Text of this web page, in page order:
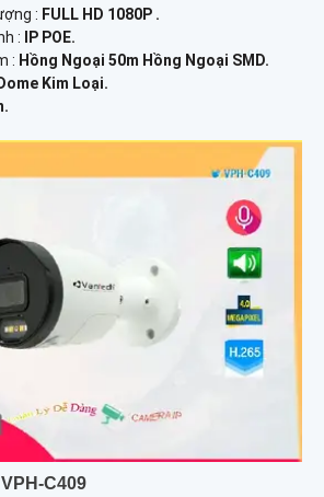
: FULL HD 1080P .
:
IP POE.
: Hồng Ngoại 50m Hồng Ngoại SMD.
Dome Kim Loại.
C409